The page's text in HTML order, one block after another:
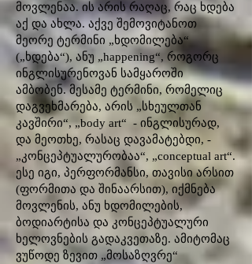
მოვლენაა. ის არის რაღაც, რაც ხდება
აქ და ახლა. აქვე შემოვიტანოთ
მეორე ტერმინი „ხდომილება“
(„ხდება“), ანუ „happening“, როგორც
ინგლისურენოვან სამყაროში
ამბობენ. მესამე ტერმინი, რომელიც
დაგვეხმარება, არის „სხეულთან
კავშირი“, „body art“ - ინგლისურად,
და მეოთხე, რასაც დავამატებდი, -
„კონცეპტუალურობაა“, „conceptual art“.
ესე იგი, პერფორმანსი, თავისი არსით
(ფორმითა და შინაარსით), იქმნება
მოვლენის, ანუ ხდომილების,
ბოდიარტისა და კონცეპტუალური
ხელოვნების გადაკვეთაზე. ამიტომაც
ვუწოდე ზევით „მოსაზღვრე“